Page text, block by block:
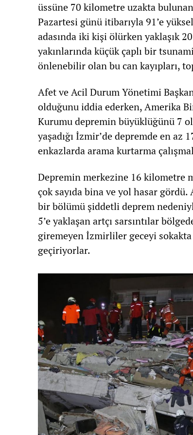
üssüne 70 kilometre uzakta
Pazartesi günü itibarıyla 91’e
adasında iki kişi ölürken yaklaşık
yakınlarında küçük çaplı bir
önlenebilir olan bu can kayıpları,
Afet ve Acil Durum Yönetimi
olduğunu iddia ederken, Amerika
Kurumu depremin büyüklüğünü 7
yaşadığı İzmir’de depremde en az
enkazlarda arama kurtarma
Depremin merkezine 16 kilometre
çok sayıda bina ve yol hasar
bir bölümü şiddetli deprem
5’e yaklaşan artçı sarsıntılar
giremeyen İzmirliler geceyi
geçiriyorlar.